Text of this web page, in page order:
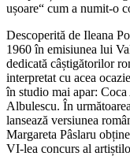
ușoare“ cum a numit-o
Descoperită de Ileana
1960 în emisiunea lui
dedicată câștigătorilor
interpretat cu acea
în studio mai apar:
Albulescu. În
lansează versiunea
Margareta Pâslaru
VI-lea concurs al